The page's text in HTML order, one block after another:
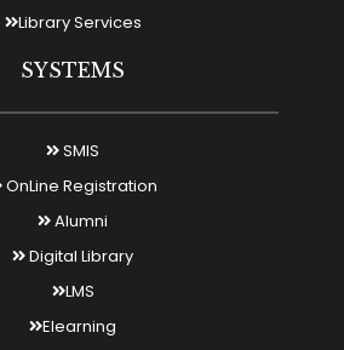
Library Services
SYSTEMS
SMIS
OnLine Registration
Alumni
Digital Library
LMS
Elearning